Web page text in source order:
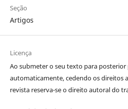
Seção
Artigos
Licença
Ao submeter o seu texto para
automaticamente, cedendo os direitos
revista reserva-se o direito autoral do